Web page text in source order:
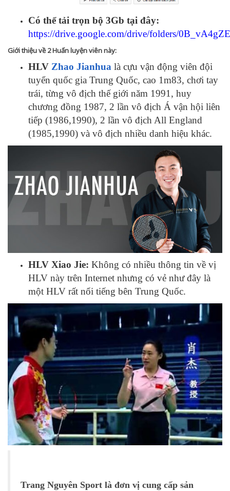
Có thể tải trọn bộ 3Gb tại đây:
https://drive.google.com/drive/folders/
Giới thiệu về 2 Huấn luyện viên này:
HLV Zhao Jianhua là cựu vận động viên đội
tuyển quốc gia Trung Quốc, cao 1m83, chơi tay
trái, từng vô địch thế giới năm 1991, huy
chương đồng 1987, 2 lần vô địch Á vận hội liên
tiếp (1986,1990), 2 lần vô địch All England
(1985,1990) và vô địch nhiều danh hiệu khác.
HLV Xiao Jie: Không có nhiều thông tin về vị
HLV này trên Internet nhưng có vẻ như đây là
một HLV rất nổi tiếng bên Trung Quốc.
Trang Nguyên Sport là đơn vị cung cấp sản